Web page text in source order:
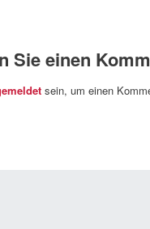
Sie einen
sein, um einen